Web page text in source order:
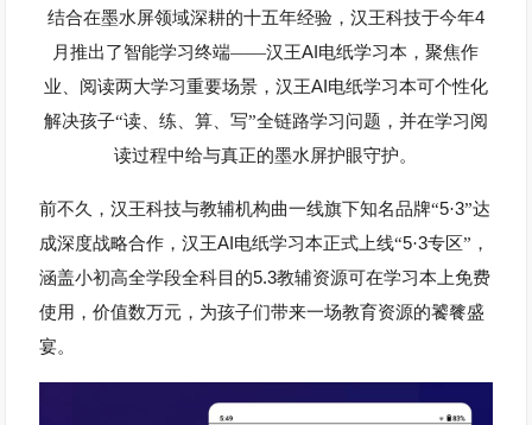
结合在墨水屏领域深耕的十五年经验，汉王科技于今年4
月推出了智能学习终端——汉王AI电纸学习本，聚焦作
业、阅读两大学习重要场景，汉王AI电纸学习本可个性化
解决孩子“读、练、算、写”全链路学习问题，并在学习阅
读过程中给与真正的墨水屏护眼守护。
前不久，汉王科技与教辅机构曲一线旗下知名品牌“5·3”达
成深度战略合作，汉王AI电纸学习本正式上线“5·3专区”，
涵盖小初高全学段全科目的5.3教辅资源可在学习本上免费
使用，价值数万元，为孩子们带来一场教育资源的饕餮盛
宴。